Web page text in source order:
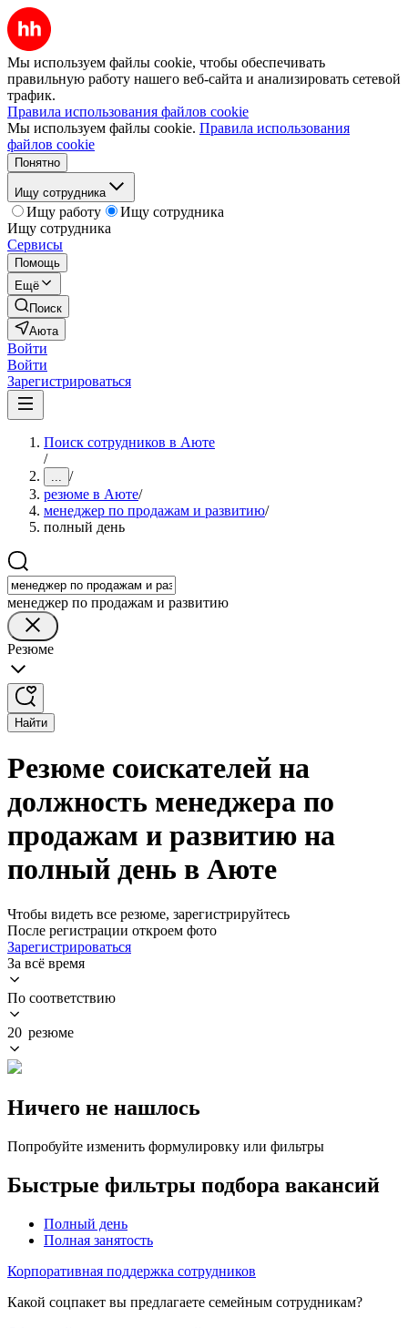
Мы используем файлы cookie, чтобы обеспечивать
правильную работу нашего веб-сайта и анализировать сетевой
трафик.
Правила использования файлов cookie
Мы используем файлы cookie. Правила использования
файлов cookie
Понятно
Ищу сотрудника
Ищу работу
Ищу сотрудника
Ищу сотрудника
Сервисы
Помощь
Ещё
Поиск
Аюта
Войти
Войти
Зарегистрироваться
Поиск сотрудников в Аюте
/
... /
резюме в Аюте/
менеджер по продажам и развитию/
полный день
менеджер по продажам и развитию
Резюме
Найти
Резюме соискателей на
должность менеджера по
продажам и развитию на
полный день в Аюте
Чтобы видеть все резюме, зарегистрируйтесь
После регистрации откроем фото
Зарегистрироваться
За всё время
По соответствию
20 резюме
Ничего не нашлось
Попробуйте изменить формулировку или фильтры
Быстрые фильтры подбора вакансий
Полный день
Полная занятость
Корпоративная поддержка сотрудников
Какой соцпакет вы предлагаете семейным сотрудникам?